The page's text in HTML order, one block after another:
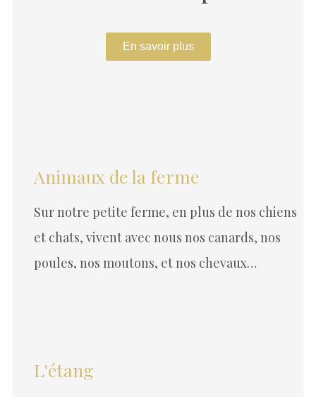
En savoir plus
Animaux de la ferme
Sur notre petite ferme, en plus de nos chiens
et chats, vivent avec nous nos canards, nos
poules, nos moutons, et nos chevaux…
L'étang